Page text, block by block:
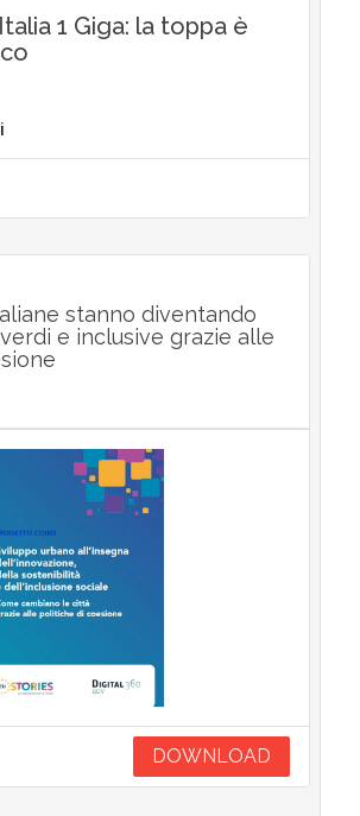
1 Giga: la toppa è
stanno diventando
e inclusive grazie alle
DOWNLOAD